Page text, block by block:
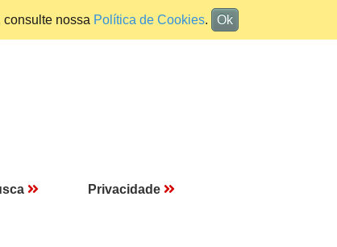
nossa Política de Cookies. Ok
Privacidade